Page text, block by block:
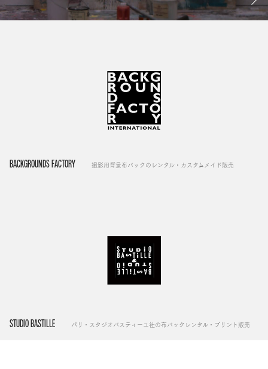
BACKGROUNDS FACTORY 撮影用背景布バックのレンタル・カスタムメイド販売
STUDIO BASTILLE パリ・スタジオバスティーユ社の布バックレンタル・プリント販売